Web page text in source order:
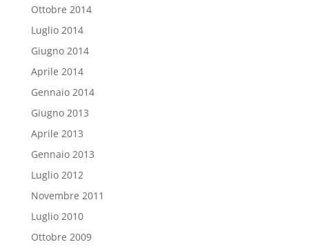
Ottobre 2014
Luglio 2014
Giugno 2014
Aprile 2014
Gennaio 2014
Giugno 2013
Aprile 2013
Gennaio 2013
Luglio 2012
Novembre 2011
Luglio 2010
Ottobre 2009